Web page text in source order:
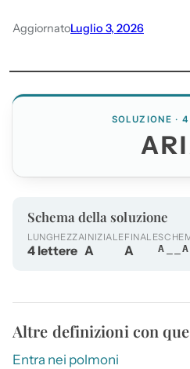
AggiornatoLuglio 3, 2026
SOLUZIONE ·
Schema della soluzione
LUNGHEZZA
4 lettere
INIZIALE
A
FINALE
A A__A
Altre definizioni con
Entra nei polmoni